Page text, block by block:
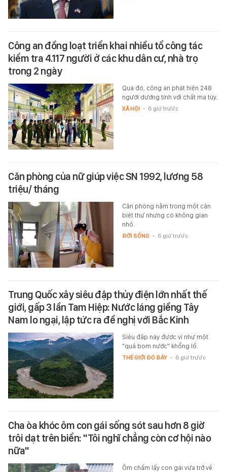
Công an đồng loạt triển khai nhiều tổ công tác
kiểm tra 4.117 người ở các khu dân cư, nhà trọ
trong 2 ngày
Qua đó, công an phát hiện 248
người dương tính với chất ma túy.
XÃ HỘI - 6 giờ trước
Căn phòng của nữ giúp việc SN 1992, lương 58
triệu/ tháng
Căn phòng nằm trong một căn
biệt thự nhưng có không gian
nhỏ.
ĐỜI SỐNG - 6 giờ trước
Trung Quốc xây siêu đập thủy điện lớn nhất thế
giới, gấp 3 lần Tam Hiệp: Nước láng giềng Tây
Nam lo ngại, lập tức ra đề nghị với Bắc Kinh
Siêu đập này được ví như một
"quả bom nước" khổng lồ.
THẾ GIỚI ĐÓ ĐÂY - 6 giờ trước
Cha òa khóc ôm con gái sống sót sau hơn 8 giờ
trôi dạt trên biển: "Tôi nghĩ chẳng còn cơ hội nào
nữa"
Ôm chầm lấy con gái vừa trở về